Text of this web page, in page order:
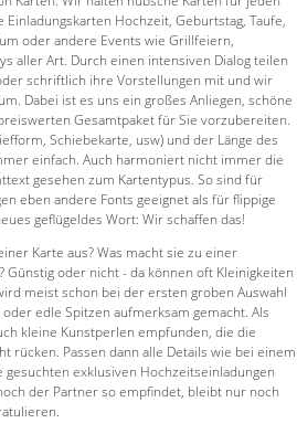
Hochzeit, Geburtstag, Taufe,
oder andere Events wie Grillfeiern,
aller Art. Durch einen intensiven Dialog teilen
schriftlich ihre Vorstellungen mit und wir
Dabei ist es uns ein großes Anliegen, schöne
Gesamtpaket für Sie vorzubereiten.
Schiebekarte, usw) und der Länge des
einfach. Auch harmoniert nicht immer die
gesehen zum Kartentypus. So sind für
eben andere Fonts geeignet als für flippige
geflügeldes Wort: Wir schaffen das!
Karte aus? Was macht sie zu einer
Günstig oder nicht - da können oft Kleinigkeiten
meist schon bei der ersten groben Auswahl
edle Spitzen aufmerksam gemacht. Als
kleine Kunstperlen empfunden, die die
rücken. Passen dann alle Details wie bei einem
gesuchten exklusiven Hochzeitseinladungen
der Partner so empfindet, bleibt nur noch